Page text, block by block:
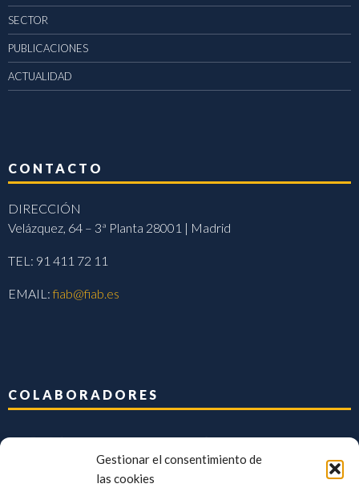
Gestionar el consentimiento de
las cookies
SECTOR
PUBLICACIONES
ACTUALIDAD
CONTACTO
DIRECCIÓN
Velázquez, 64 – 3ª Planta 28001 | Madrid
TEL: 91 411 72 11
EMAIL:fiab@fiab.es
COLABORADORES